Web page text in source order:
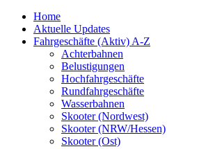
Home
Aktuelle Updates
Fahrgeschäfte (Aktiv) A-Z
Achterbahnen
Belustigungen
Hochfahrgeschäfte
Rundfahrgeschäfte
Wasserbahnen
Skooter (Nordwest)
Skooter (NRW/Hessen)
Skooter (Ost)